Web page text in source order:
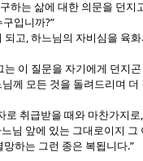
하는 삶에 대한 의문을 던지
구입니까?”
되고, 하느님의 자비심을 육
는 이 질문을 자기에게 던지
께 모든 것을 돌려드리며 더
로 취급받을 때와 마찬가지로,
님 앞에 있는 그대로이지
망하는 그런 종은 복됩니다.”